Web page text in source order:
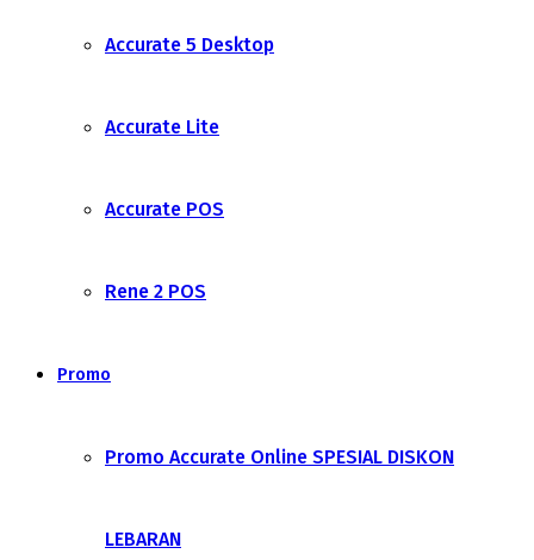
Accurate 5 Desktop
Accurate Lite
Accurate POS
Rene 2 POS
Promo
Promo Accurate Online SPESIAL DISKON
LEBARAN